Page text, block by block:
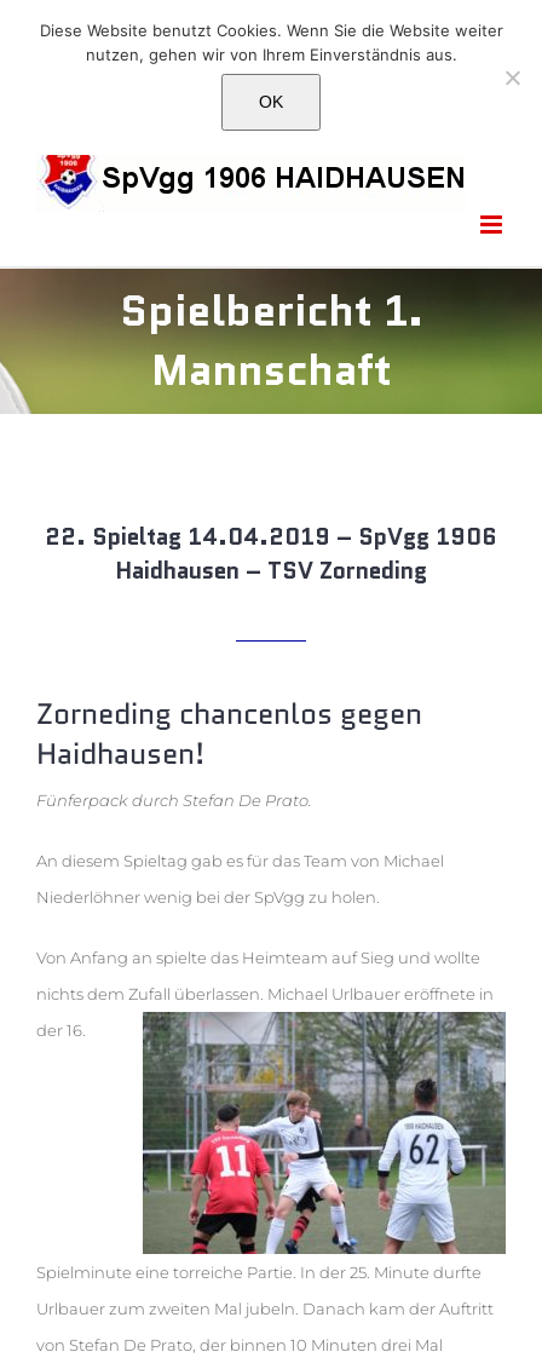
E-Mail: info@1906haidhausen.de
FacebookInstagram
E-
Spielbericht 1.
Mannschaft
22. Spieltag 14.04.2019 – SpVgg 1906
Haidhausen – TSV Zorneding
Zorneding chancenlos gegen
Haidhausen!
Fünferpack durch Stefan De Prato.
An diesem Spieltag gab es für das Team von Michael
Niederlöhner wenig bei der SpVgg zu holen.
Von Anfang an spielte das Heimteam auf Sieg und wollte
nichts dem Zufall überlassen. Michael Urlbauer eröffnete in
der 16.
Spielminute eine torreiche Partie. In der 25. Minute durfte
Urlbauer zum zweiten Mal jubeln. Danach kam der Auftritt
von Stefan De Prato, der binnen 10 Minuten drei Mal
Diese Website benutzt Cookies. Wenn Sie die Website weiter
nutzen, gehen wir von Ihrem Einverständnis aus.
OK